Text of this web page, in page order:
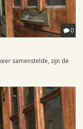
0
samenstelde, zijn de